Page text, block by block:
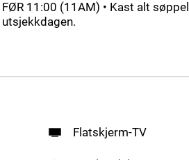
11:00 (11AM) • Kast alt
Flatskjerm-TV